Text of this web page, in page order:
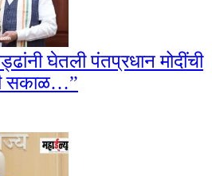
घेतली पंतप्रधान मोदींची
सकाळ…”